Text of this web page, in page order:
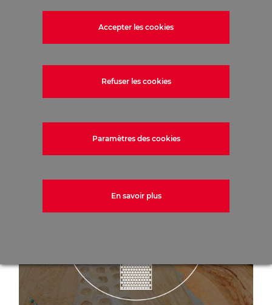
Compactage dynamique (CD)
Accepter les cookies
Refuser les cookies
En savoir plus
Paramètres des cookies